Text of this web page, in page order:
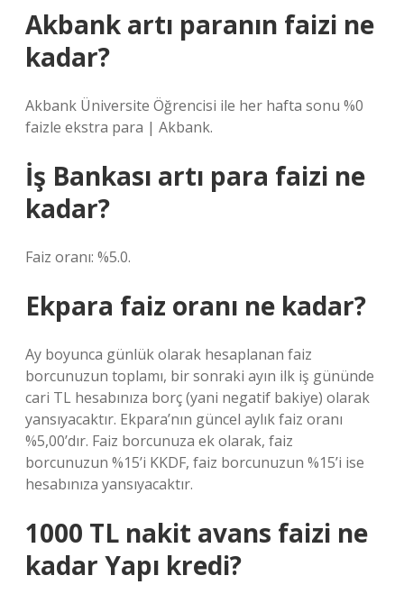
Akbank artı paranın faizi ne
kadar?
Akbank Üniversite Öğrencisi ile her hafta sonu %0
faizle ekstra para | Akbank.
İş Bankası artı para faizi ne
kadar?
Faiz oranı: %5.0.
Ekpara faiz oranı ne kadar?
Ay boyunca günlük olarak hesaplanan faiz
borcunuzun toplamı, bir sonraki ayın ilk iş gününde
cari TL hesabınıza borç (yani negatif bakiye) olarak
yansıyacaktır. Ekpara’nın güncel aylık faiz oranı
%5,00’dır. Faiz borcunuza ek olarak, faiz
borcunuzun %15’i KKDF, faiz borcunuzun %15’i ise
hesabınıza yansıyacaktır.
1000 TL nakit avans faizi ne
kadar Yapı kredi?